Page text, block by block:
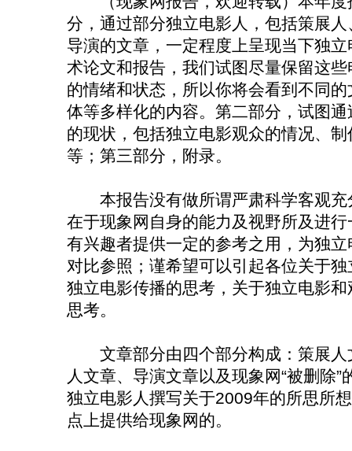
分，通过部分独立电影人，包括策展
导演的文章，一定程度上呈现当下独
术论文和报告，我们试图尽量保留这
的情绪和状态，所以你将会看到不同
体等多样化的内容。第二部分，试图
的现状，包括独立电影观众的情况、
等；第三部分，附录。
本报告没有做所谓严肃科学客观充
在于现象网自身的能力及视野所及进
有兴趣者提供一定的参考之用，为独
对比参照；谨希望可以引起各位关于
独立电影传播的思考，关于独立电影
思考。
文章部分由四个部分构成：策展人
人文章、导演文章以及现象网“被删除
独立电影人撰写关于2009年的所思所
点上提供给现象网的。